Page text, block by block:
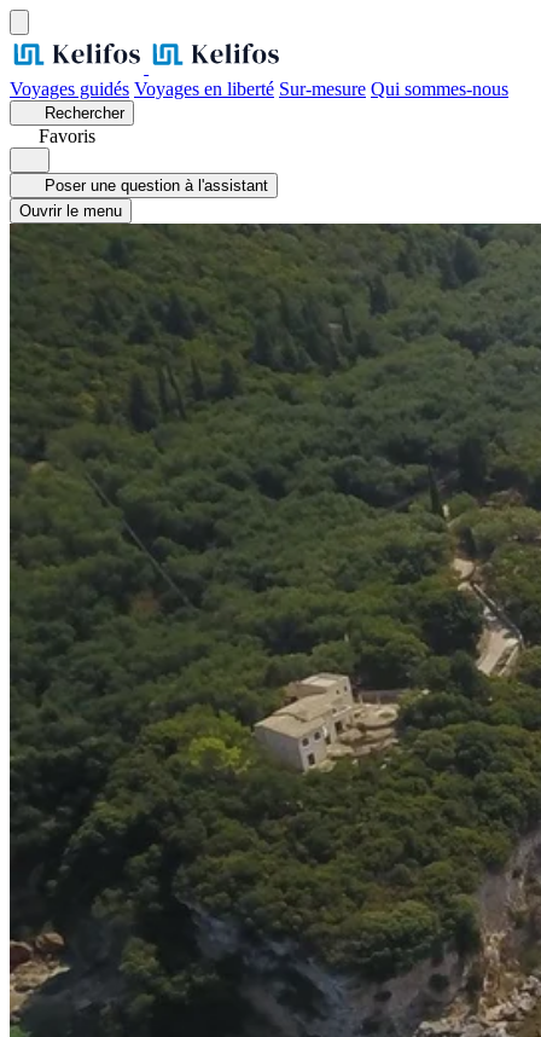
Voyages guidés Voyages en liberté Sur-mesure Qui sommes-nous
Rechercher
Favoris
Poser une question à l'assistant
Ouvrir le menu